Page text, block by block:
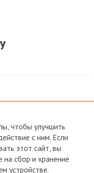
связь с
связь c членами клуба
чтобы улучшить
с ним. Если
этот сайт, вы
на сбор и хранение
устройстве.